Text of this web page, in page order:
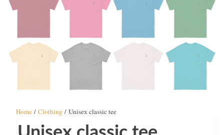
Home/ Clothing / Unisex classic tee